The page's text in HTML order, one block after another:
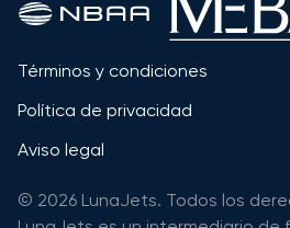
Términos y condiciones
Política de privacidad
Aviso legal
© 2026 LunaJets. Todos los